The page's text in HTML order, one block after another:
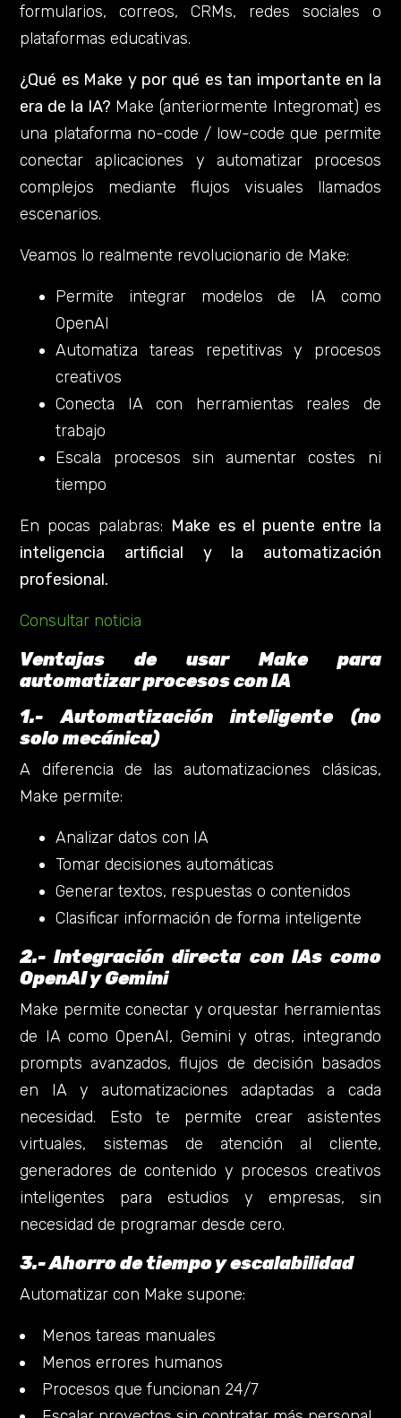
formularios, correos, CRMs, redes sociales o
plataformas educativas.
¿Qué es Make y por qué es tan importante en la
era de la IA? Make (anteriormente Integromat) es
una plataforma no-code / low-code que permite
conectar aplicaciones y automatizar procesos
complejos mediante flujos visuales llamados
escenarios.
Veamos lo realmente revolucionario de Make:
Permite integrar modelos de IA como
OpenAI
Automatiza tareas repetitivas y procesos
creativos
Conecta IA con herramientas reales de
trabajo
Escala procesos sin aumentar costes ni
tiempo
En pocas palabras: Make es el puente entre la
inteligencia artificial y la automatización
profesional.
Consultar noticia
Ventajas de usar Make para
automatizar procesos con IA
1.- Automatización inteligente (no
solo mecánica)
A diferencia de las automatizaciones clásicas,
Make permite:
Analizar datos con IA
Tomar decisiones automáticas
Generar textos, respuestas o contenidos
Clasificar información de forma inteligente
2.- Integración directa con IAs como
OpenAI y Gemini
Make permite conectar y orquestar herramientas
de IA como OpenAI, Gemini y otras, integrando
prompts avanzados, flujos de decisión basados
en IA y automatizaciones adaptadas a cada
necesidad. Esto te permite crear asistentes
virtuales, sistemas de atención al cliente,
generadores de contenido y procesos creativos
inteligentes para estudios y empresas, sin
necesidad de programar desde cero.
3.- Ahorro de tiempo y escalabilidad
Automatizar con Make supone:
Menos tareas manuales
Menos errores humanos
Procesos que funcionan 24/7